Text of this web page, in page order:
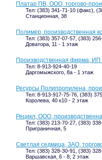
Платар ПВ, ООО, торгово-
Тел: (383) 341-71-10 (факс),
Станционная, 38
Полимер, производственная
Тел: (383) 357-07-57, (383)
Доватора, 11 - 1 этаж
Производственная фирма, ИП
Тел: 8-913-924-40-19
Даргомыжского, 8а - 1 этаж
Ресурсы Полипропилена,
Тел: 8-913-917-75-76, (383)
Королева, 40 к10 - 2 этаж
Рецикл, ООО,
Тел: (383) 213-70-27, (383)
Приграничная, 5
Светлая седмица, ЗАО,
Тел: (383) 328-30-91, (383)
Варшавская, 6 - 8; 2 этаж